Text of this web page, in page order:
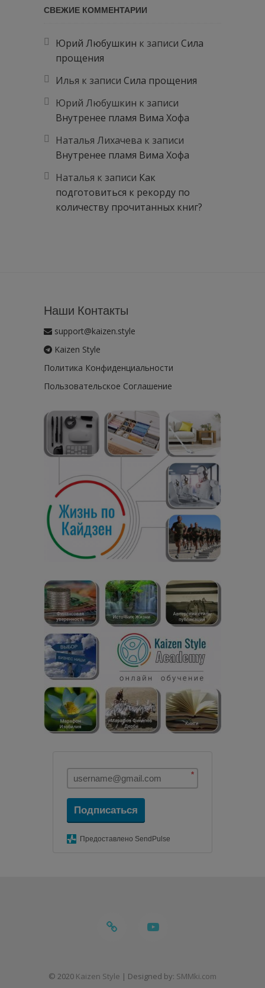
СВЕЖИЕ КОММЕНТАРИИ
Юрий Любушкин к записи Сила
прощения
Илья к записи Сила прощения
Юрий Любушкин к записи
Внутренее пламя Вима Хофа
Наталья Лихачева к записи
Внутренее пламя Вима Хофа
Наталья к записи Как
подготовиться к рекорду по
количеству прочитанных книг?
Наши Контакты
support@kaizen.style
Kaizen Style
Политика Конфиденциальности
Пользовательское Соглашение
*
Подписаться
Предоставлено SendPulse
telegramyoutube
© 2020 Kaizen Style | Designed by: SMMki.com